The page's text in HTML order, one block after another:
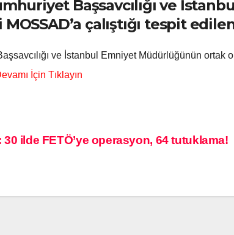
Başsavcılığı ve
çalıştığı tespit
ve İstanbul Emniyet Müdürlüğünün
ilde FETÖ’ye operasyon, 64 tutuklama!